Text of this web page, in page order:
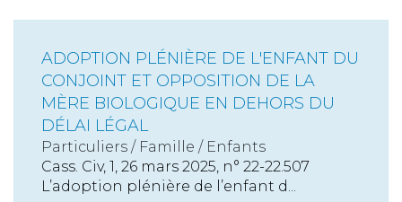
ADOPTION PLÉNIÈRE DE L'ENFANT DU
CONJOINT ET OPPOSITION DE LA
MÈRE BIOLOGIQUE EN DEHORS DU
DÉLAI LÉGAL
Particuliers / Famille / Enfants
Cass. Civ, 1, 26 mars 2025, n° 22-22.507
L’adoption plénière de l’enfant d...